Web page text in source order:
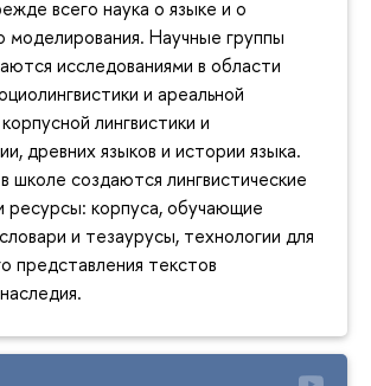
всего наука о языке и о
моделирования. Научные группы
исследованиями в области
и ареальной
лингвистики и
древних языков и истории языка.
школе создаются лингвистические
ресурсы: корпуса, обучающие
и тезаурусы, технологии для
представления текстов